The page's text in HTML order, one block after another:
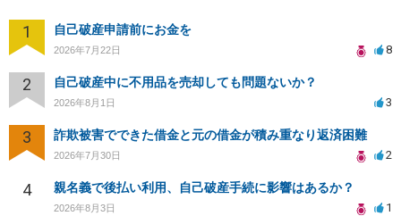
1 自己破産申請前にお金を
2026年7月22日 8
2 自己破産中に不用品を売却しても問題ないか？
2026年8月1日 3
3 詐欺被害でできた借金と元の借金が積み重なり返済困難
2026年7月30日 2
4 親名義で後払い利用、自己破産手続に影響はあるか？
2026年8月3日 1